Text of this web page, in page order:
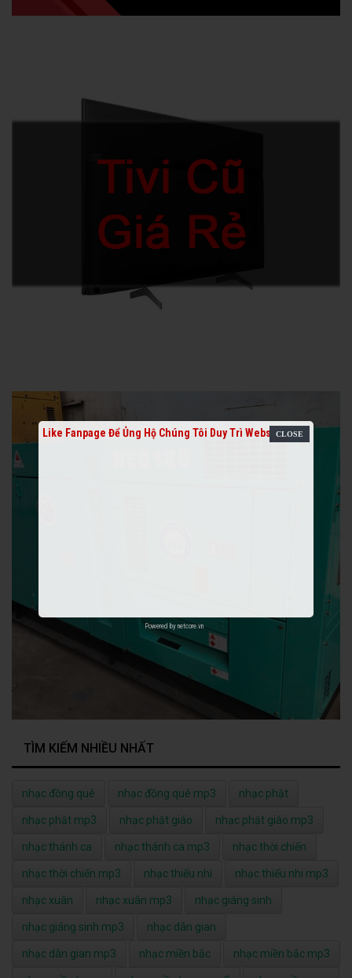
TÌM KIẾM NHIỀU NHẤT
nhạc đồng quê nhạc đồng quê mp3 nhạc phật
nhạc phật mp3 nhạc phật giáo nhạc phật giáo mp3
nhạc thánh ca nhạc thánh ca mp3 nhạc thời chiến
nhạc thời chiến mp3 nhạc thiếu nhi nhạc thiếu nhi mp3
nhạc xuân nhạc xuân mp3 nhạc giáng sinh
nhạc giáng sinh mp3 nhạc dân gian
nhạc dân gian mp3 nhạc miền bắc nhạc miền bắc mp3
Like Fanpage Để Ủng Hộ Chúng Tôi Duy Trì Website
Powered by netcore.vn